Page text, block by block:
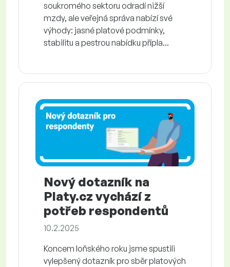
soukromého sektoru odradí nižší
mzdy, ale veřejná správa nabízí své
výhody: jasné platové podmínky,
stabilitu a pestrou nabídku přípla...
Nový dotazník na
Platy.cz vychází z
potřeb respondentů
10.2.2025
Koncem loňského roku jsme spustili
vylepšený dotazník pro sběr platových